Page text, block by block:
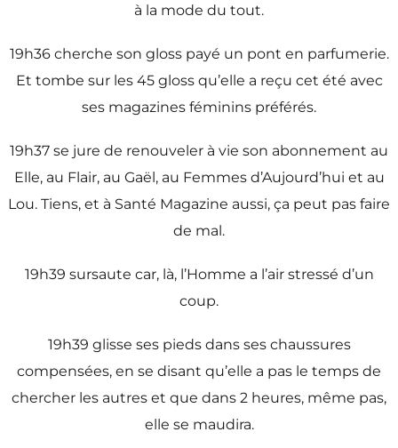
à la mode du tout.
19h36 cherche son gloss payé un pont en parfumerie.
Et tombe sur les 45 gloss qu’elle a reçu cet été avec
ses magazines féminins préférés.
19h37 se jure de renouveler à vie son abonnement au
Elle, au Flair, au Gaël, au Femmes d’Aujourd’hui et au
Lou. Tiens, et à Santé Magazine aussi, ça peut pas faire
de mal.
19h39 sursaute car, là, l’Homme a l’air stressé d’un
coup.
19h39 glisse ses pieds dans ses chaussures
compensées, en se disant qu’elle a pas le temps de
chercher les autres et que dans 2 heures, même pas,
elle se maudira.